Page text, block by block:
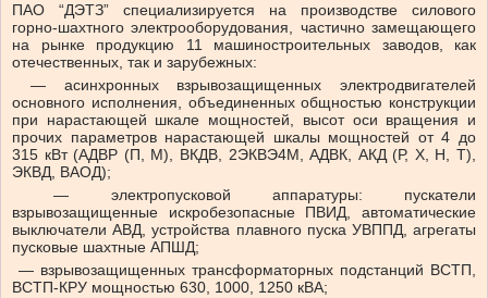
ПАО “ДЭТЗ” специализируется на производстве силового
горно-шахтного электрооборудования, частично замещающего
на рынке продукцию 11 машиностроительных заводов, как
отечественных, так и зарубежных:
— асинхронных взрывозащищенных электродвигателей
основного исполнения, объединенных общностью конструкции
при нарастающей шкале мощностей, высот оси вращения и
прочих параметров нарастающей шкалы мощностей от 4 до
315 кВт (АДВР (П, М), ВКДВ, 2ЭКВЭ4М, АДВК, АКД (Р, Х, Н, Т),
ЭКВД, ВАОД);
— электропусковой аппаратуры: пускатели
взрывозащищенные искробезопасные ПВИД, автоматические
выключатели АВД, устройства плавного пуска УВППД, агрегаты
пусковые шахтные АПШД;
— взрывозащищенных трансформаторных подстанций ВСТП,
ВСТП-КРУ мощностью 630, 1000, 1250 кВА;